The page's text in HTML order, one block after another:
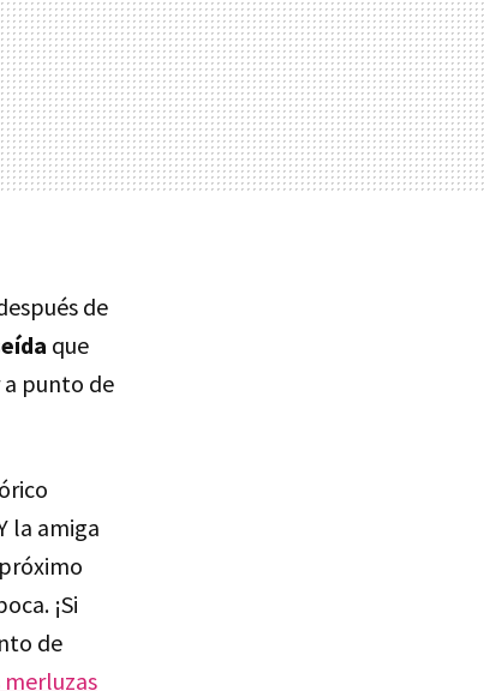
de
que
a punto de
la amiga
¡Si
de
merluzas